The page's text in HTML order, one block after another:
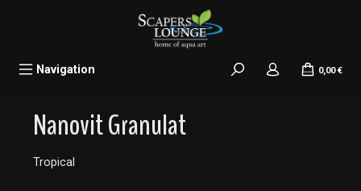
Navigation 0,00 €
Nanovit Granulat
Tropical